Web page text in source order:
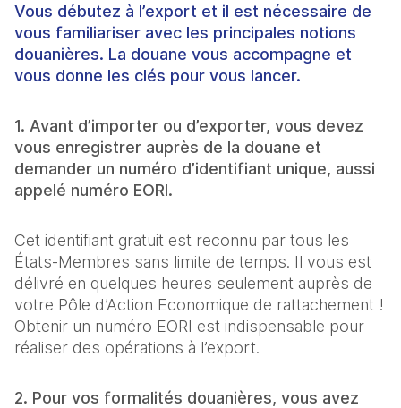
Vous débutez à l’export et il est nécessaire de
vous familiariser avec les principales notions
douanières. La douane vous accompagne et
vous donne les clés pour vous lancer.
1. Avant d’importer ou d’exporter, vous devez
vous enregistrer auprès de la douane et
demander un numéro d’identifiant unique, aussi
appelé numéro EORI.
Cet identifiant gratuit est reconnu par tous les
États-Membres sans limite de temps. Il vous est
délivré en quelques heures seulement auprès de
votre Pôle d’Action Economique de rattachement !
Obtenir un numéro EORI est indispensable pour
réaliser des opérations à l’export.
2. Pour vos formalités douanières, vous avez